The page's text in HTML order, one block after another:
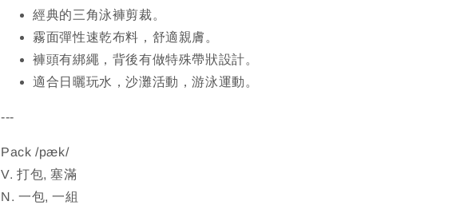
經典的三角泳褲剪裁。
霧面彈性速乾布料，舒適親膚。
褲頭有綁繩，背後有做特殊帶狀設計。
適合日曬玩水，沙灘活動，游泳運動。
---
Pack /pæk/
V. 打包, 塞滿
N. 一包, 一組